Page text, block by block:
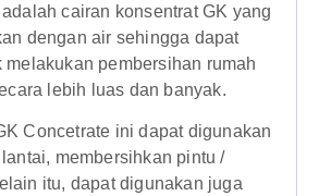
cairan konsentrat GK yang
dengan air sehingga dapat
pembersihan rumah
lebih luas dan banyak.
Concetrate ini dapat digunakan
membersihkan pintu /
itu, dapat digunakan juga